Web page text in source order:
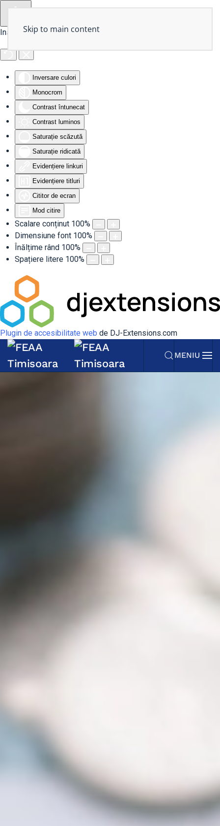
Instrumente de accesibilitate
Inversare culori
Monocrom
Contrast întunecat
Contrast luminos
Saturație scăzută
Saturație ridicată
Evidențiere linkuri
Evidențiere titluri
Cititor de ecran
Mod citire
Scalare conținut 100%
Dimensiune font 100%
Înălțime rând 100%
Spațiere litere 100%
Plugin de accesibilitate web de DJ-Extensions.com
Skip to main content
MENIU